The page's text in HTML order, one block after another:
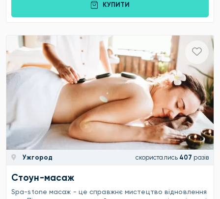
КУПИТИ
Ужгород скористались 407 разів
Стоун-масаж
Spa-stone масаж - це справжнє мистецтво відновлення